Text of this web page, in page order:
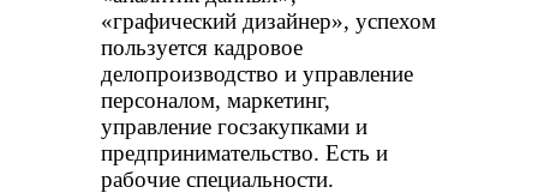
«графический дизайнер», успехом
пользуется кадровое
делопроизводство и управление
персоналом, маркетинг,
управление госзакупками и
предпринимательство. Есть и
рабочие специальности.